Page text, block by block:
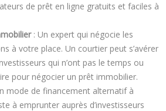
de prêt en ligne gratuits et faciles à
: Un expert qui négocie les
à votre place. Un courtier peut s’avérer
qui n’ont pas le temps ou
pour négocier un prêt immobilier.
mode de financement alternatif à
à emprunter auprès d’investisseurs